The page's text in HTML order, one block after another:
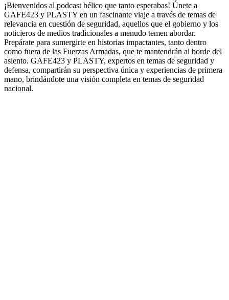
¡Bienvenidos al podcast bélico que tanto esperabas! Únete a
GAFE423 y PLASTY en un fascinante viaje a través de temas de
relevancia en cuestión de seguridad, aquellos que el gobierno y los
noticieros de medios tradicionales a menudo temen abordar.
Prepárate para sumergirte en historias impactantes, tanto dentro
como fuera de las Fuerzas Armadas, que te mantendrán al borde del
asiento. GAFE423 y PLASTY, expertos en temas de seguridad y
defensa, compartirán su perspectiva única y experiencias de primera
mano, brindándote una visión completa en temas de seguridad
nacional.